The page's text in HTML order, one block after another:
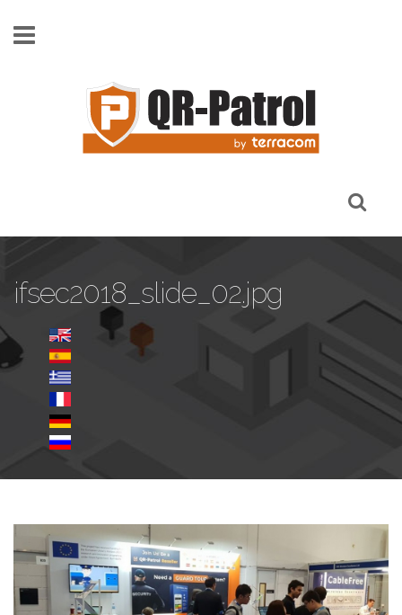
ifsec2018_slide_02.jpg